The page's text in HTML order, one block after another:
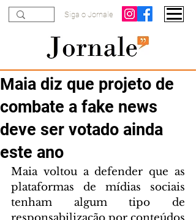
Siga o Jornale
Maia diz que projeto de
combate a fake news
deve ser votado ainda
este ano
Maia voltou a defender que as
plataformas de mídias sociais
tenham algum tipo de